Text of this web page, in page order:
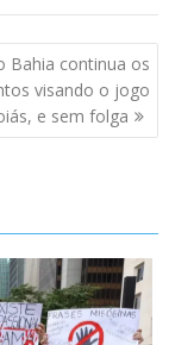
Bahia continua os
visando o jogo
e sem folga